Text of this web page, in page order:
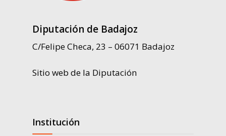
Diputación de Badajoz
C/Felipe Checa, 23 – 06071 Badajoz
Sitio web de la Diputación
Institución